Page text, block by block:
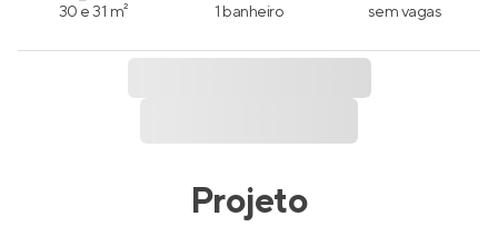
30 e 31 m² 1 banheiro sem vagas
Projeto